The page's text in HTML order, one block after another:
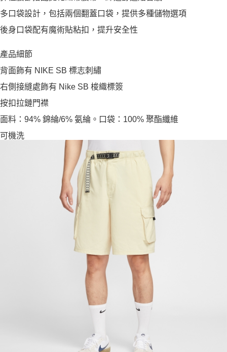
多口袋設計，包括兩個翻蓋口袋，提供多種儲物選項
後身口袋配有魔術貼粘扣，提升安全性
產品細節
背面飾有 NIKE SB 標志刺繡
右側接縫處飾有 Nike SB 梭織標簽
按扣拉鏈門襟
面料：94% 錦綸/6% 氨綸。口袋：100% 聚酯纖維
可機洗